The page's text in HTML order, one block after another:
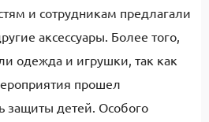
и сотрудникам предлагали
аксессуары. Более того,
одежда и игрушки, так как
прошел
детей. Особого